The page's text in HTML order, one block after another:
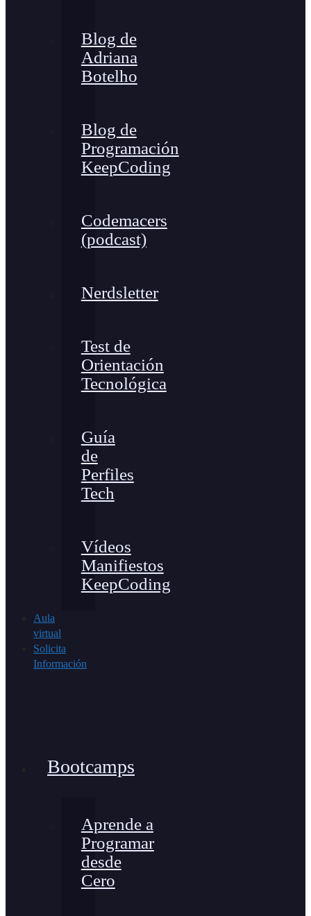
Blog de
Adriana
Botelho
Blog de
Programación
KeepCoding
Codemacers
(podcast)
Nerdsletter
Test de
Orientación
Tecnológica
Guía
de
Perfiles
Tech
Vídeos
Manifiestos
KeepCoding
Aula
virtual
Solicita
Información
Bootcamps
Aprende a
Programar
desde
Cero